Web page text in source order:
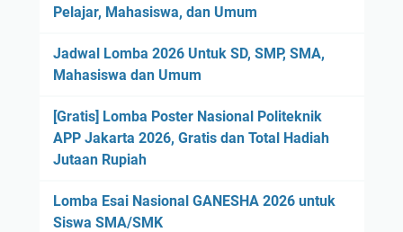
Pelajar, Mahasiswa, dan Umum
Jadwal Lomba 2026 Untuk SD, SMP, SMA,
Mahasiswa dan Umum
[Gratis] Lomba Poster Nasional Politeknik
APP Jakarta 2026, Gratis dan Total Hadiah
Jutaan Rupiah
Lomba Esai Nasional GANESHA 2026 untuk
Siswa SMA/SMK